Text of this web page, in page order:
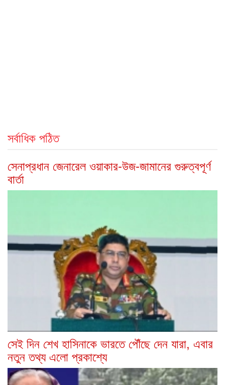
সর্বাধিক পঠিত
সেনাপ্রধান জেনারেল ওয়াকার-উজ-জামানের গুরুত্বপূর্ণ
বার্তা
সেই দিন শেখ হাসিনাকে ভারতে পৌঁছে দেন যারা, এবার
নতুন তথ্য এলো প্রকাশ্যে